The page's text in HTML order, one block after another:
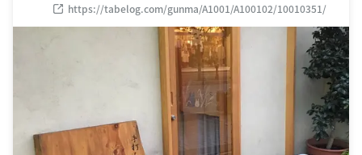
https://tabelog.com/gunma/A1001/A100102/10010351/